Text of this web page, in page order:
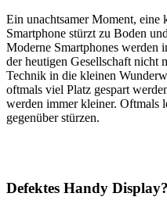
Ein unachtsamer Moment, eine
Smartphone stürzt zu Boden
Moderne Smartphones werden
der heutigen Gesellschaft nicht
Technik in die kleinen
oftmals viel Platz gespart
werden immer kleiner. Oftmals
gegenüber stürzen.
Defektes Handy